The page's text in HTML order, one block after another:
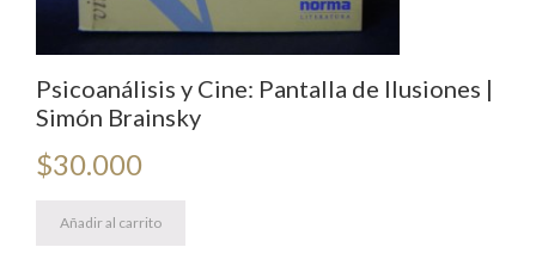
Psicoanálisis y Cine: Pantalla de Ilusiones |
Simón Brainsky
$30.000
Añadir al carrito